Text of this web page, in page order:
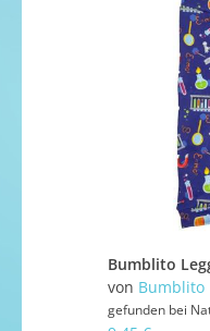
von Bumblito
gefunden bei